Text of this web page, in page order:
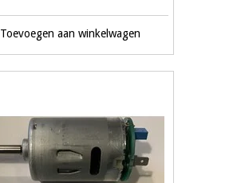
Toevoegen aan winkelwagen